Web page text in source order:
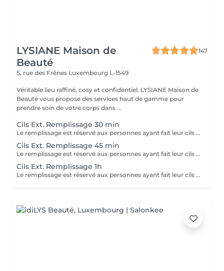
LYSIANE Maison de
Beauté
147
5, rue des Frênes Luxembourg L-1549
Véritable lieu raffiné, cosy et confidentiel. LYSIANE Maison de
Beauté vous propose des services haut de gamme pour
prendre soin de votre corps dans ...
Cils Ext. Remplissage 30 min
Le remplissage est réservé aux personnes ayant fait leur cils chez nous uniquement. Voir description dans la réservation d'une première pose.
Cils Ext. Remplissage 45 min
Le remplissage est réservé aux personnes ayant fait leur cils chez nous uniquement. Voir description dans la réservation d'une première pose.
Cils Ext. Remplissage 1h
Le remplissage est réservé aux personnes ayant fait leur cils chez nous uniquement. Voir description dans la réservation d'une première pose.